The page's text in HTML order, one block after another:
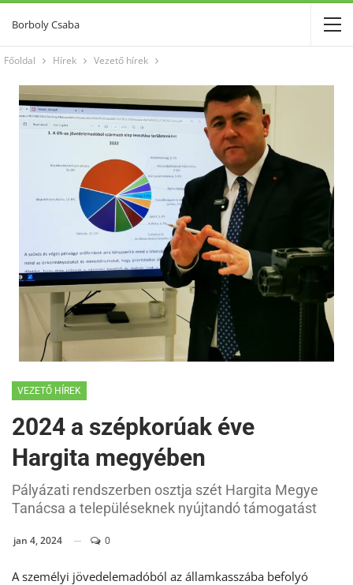
Borboly Csaba
Főoldal Hírek Vezető hírek
VEZETŐ HÍREK
2024 a szépkorúak éve
Hargita megyében
Pályázati rendszerben osztja szét Hargita Megye
Tanácsa a településeknek nyújtandó támogatást
jan 4, 2024 0
A személyi jövedelemadóból az államkasszába befolyó